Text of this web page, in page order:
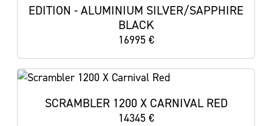
EDITION - ALUMINIUM SILVER/SAPPHIRE
BLACK
16995 €
SCRAMBLER 1200 X CARNIVAL RED
14345 €